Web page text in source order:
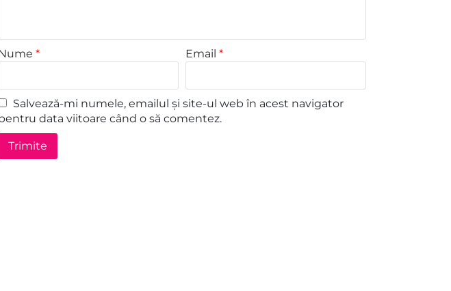
* Email*
Salvează-mi numele, emailul și site-ul web în acest navigator
data viitoare când o să comentez.